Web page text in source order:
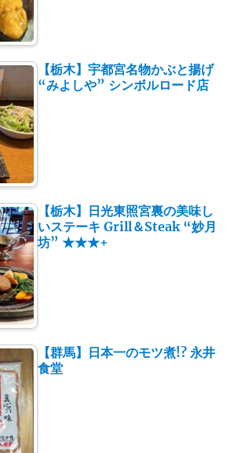
【栃木】宇都宮名物かぶと揚げ
“みよしや” シンボルロード店
【栃木】日光東照宮裏の美味し
いステーキ Grill＆Steak “妙月
坊” ★★★+
【群馬】日本一のモツ煮!? 永井
食堂